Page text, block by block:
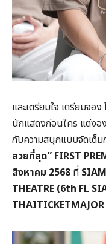
และเตรียมใจ เตรียมจอ
นักแสดงก่อนใคร แต่งอ
กับความสนุกแบบจัดเต็
สวยที่สุด” FIRST
สิงหาคม 2568 ที่
THEATRE (6th FL
THAITICKETMAJOR